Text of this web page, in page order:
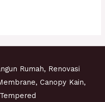
Rumah, Renovasi
Canopy Kain,